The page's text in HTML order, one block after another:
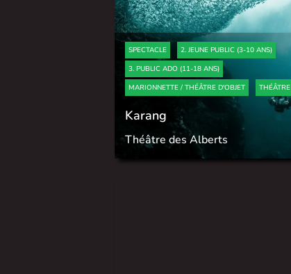
SPECTACLE
2. JEUNE PUBLIC (3-10 ANS)
3. PUBLIC ADO (11-18 ANS)
MARIONNETTE / THÉÂTRE D'OBJET
THÉÂTRE
Karang
Théâtre des Alberts